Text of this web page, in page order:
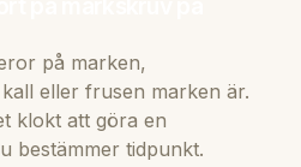
på marken,
eller frusen marken är.
klokt att göra en
bestämmer tidpunkt.